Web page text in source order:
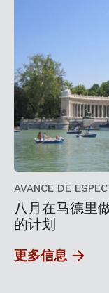
AVANCE DE
八月在马德里
的计划
更多信息